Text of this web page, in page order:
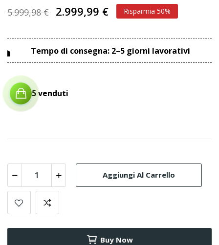
5.999,98 € 2.999,99 € Risparmia 50%
Tempo di consegna: 2–5 giorni lavorativi
5 venduti
Aggiungi Al Carrello
Buy Now